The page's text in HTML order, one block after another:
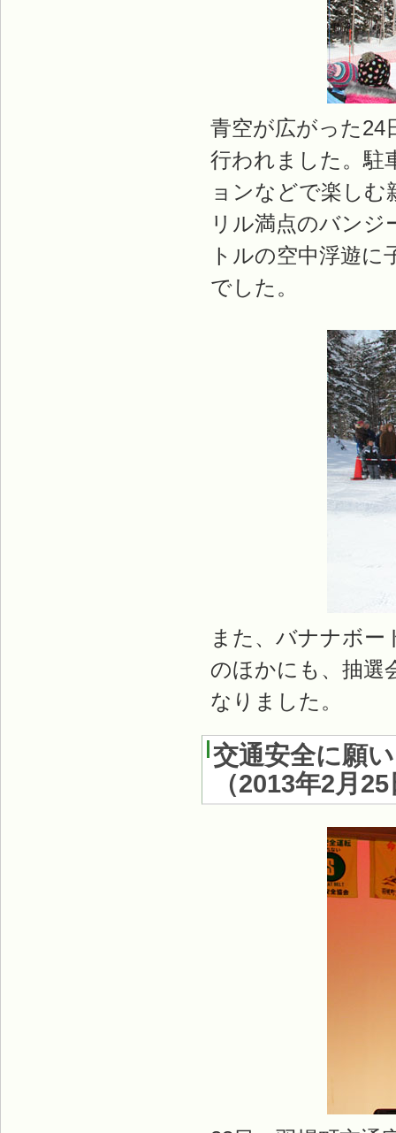
青空が広がった24
行われました。駐
ョンなどで楽し
リル満点のバン
トルの空中浮遊
でした。
また、バナナボ
のほかにも、抽選
なりました。
交通安全に願
（2013年2月25